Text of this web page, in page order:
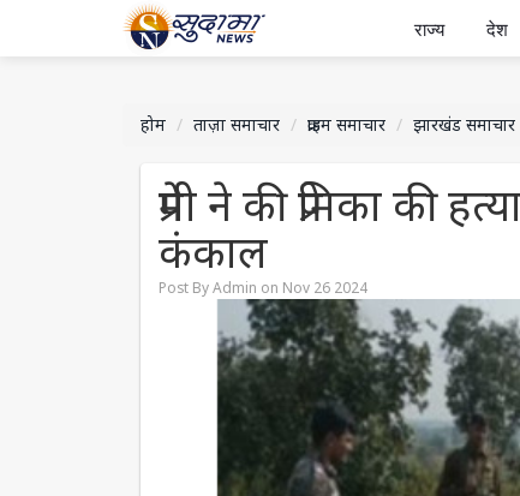
राज्य देश
होम ताज़ा समाचार क्राइम समाचार झारखंड समाचार
प्रेमी ने की प्रेमिका
कंकाल
Post By Admin on Nov 26 2024